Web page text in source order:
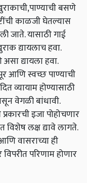
,पाण्याची बसणे
काळजी घेतल्यास
जाते.यासाठी गाई
द्यायलाच हवा.
द्यायला हवा.
आणि स्वच्छ पाण्याची
व्यायाम होण्यासाठी
वेगळी बांधावी.
इजा पोहोचणार
विशेष लक्ष द्यावे लागते.
वासराच्या ही
परिणाम होणार